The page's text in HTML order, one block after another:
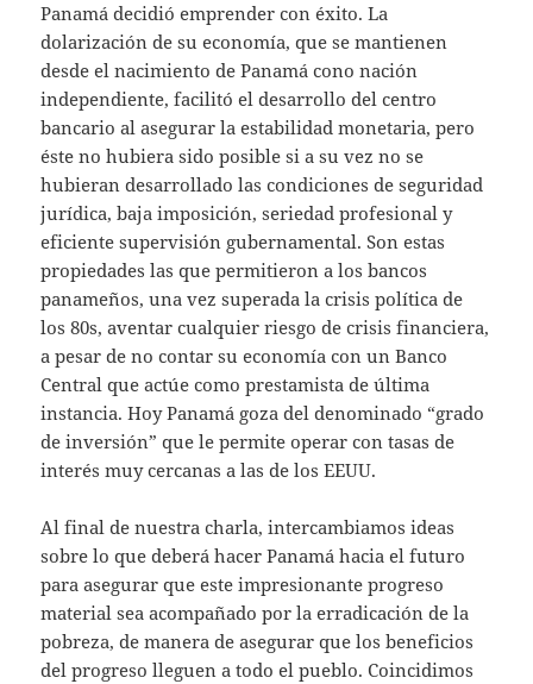
Panamá decidió emprender con éxito. La
dolarización de su economía, que se mantienen
desde el nacimiento de Panamá cono nación
independiente, facilitó el desarrollo del centro
bancario al asegurar la estabilidad monetaria, pero
éste no hubiera sido posible si a su vez no se
hubieran desarrollado las condiciones de seguridad
jurídica, baja imposición, seriedad profesional y
eficiente supervisión gubernamental. Son estas
propiedades las que permitieron a los bancos
panameños, una vez superada la crisis política de
los 80s, aventar cualquier riesgo de crisis financiera,
a pesar de no contar su economía con un Banco
Central que actúe como prestamista de última
instancia. Hoy Panamá goza del denominado “grado
de inversión” que le permite operar con tasas de
interés muy cercanas a las de los EEUU.
Al final de nuestra charla, intercambiamos ideas
sobre lo que deberá hacer Panamá hacia el futuro
para asegurar que este impresionante progreso
material sea acompañado por la erradicación de la
pobreza, de manera de asegurar que los beneficios
del progreso lleguen a todo el pueblo. Coincidimos